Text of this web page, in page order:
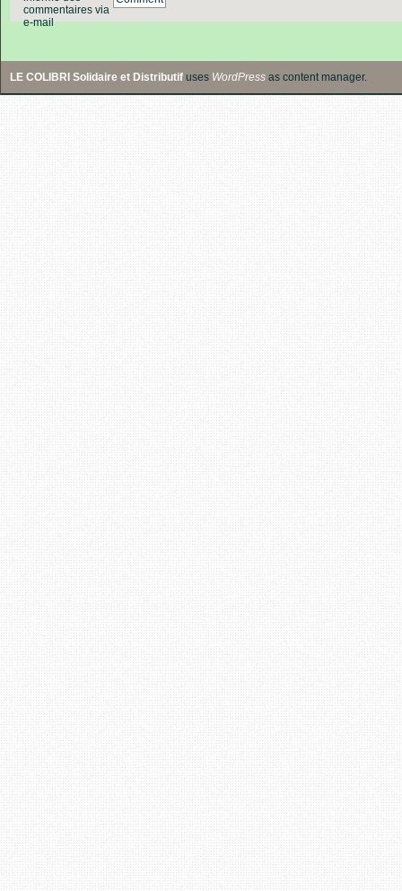
commentaires via
e-mail
LE COLIBRI Solidaire et Distributif uses WordPress as content manager.